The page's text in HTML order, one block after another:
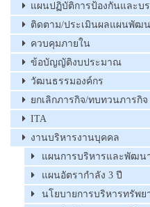
แผนปฏิบัติการป้องกันและบ
ติดตาม/ประเมินผลแผนพัฒ
ควบคุมภายใน
ข้อบัญญัติงบประมาณ
วัฒนธรรมองค์กร
ยกเลิกภารกิจ/ทบทวนภารกิจ
ITA
งานบริหารงานบุคคล
แผนการบริหารและพัฒน
แผนอัตรากำลัง 3 ปี
นโยบายการบริหารทรัพย